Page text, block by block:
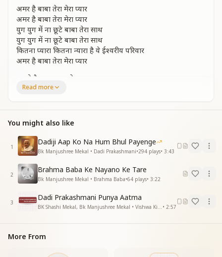
अमर है बाबा तेरा मेरा प्यार
अमर है बाबा तेरा मेरा प्यार
युग युग में ना छूटे बाबा तेरा साथ
युग युग में ना छूटे बाबा तेरा साथ
कितना प्यारा कितना न्यारा है ये ईश्वरीय परिवार
अमर है बाबा तेरा मेरा प्यार
जबसे है पाया बाबा तेरा साथ
बिखरी है मन आंगन में प्रेम की किरने
बाबा हमे है पूरा ये विश्वास
दे श्रीमत कदम कदमपे अंतर्मनमें जलाए ज्ञान दीप
अमर है बाबा तेरा मेरा प्यार
रूहानी गुलशन के माली बन गए हो आप
रूहानी गुलशन के माली बन गए हो आप
महक उठे है सभी रूहानी गुलाब
ज्ञान सूर्य सम बन आशाओके दीपक हम
जग हम रोशन करेंगे
जग हम रोशन करेंगे
झुमके गा रहे है खुशिके गीत प्रभु हमारे साथ
अमर है बाबा तेरा मेरा प्यार
Read more
You might also like
1
Dadiji Aap Ko Na Hum Bhul Payenge
Bk Manjushree Mekal • Dadi Prakashmani•294 plays• 3:43
2
Brahma Baba Ke Nayano Ke Tare
Bk Manjushree Mekal • Brahma Baba•64 plays• 3:22
3
Dadi Prakashmani Punya Aatma
• 2:57
More From